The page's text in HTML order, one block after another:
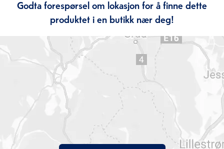
Godta forespørsel om lokasjon for å finne dette
produktet i en butikk nær deg!